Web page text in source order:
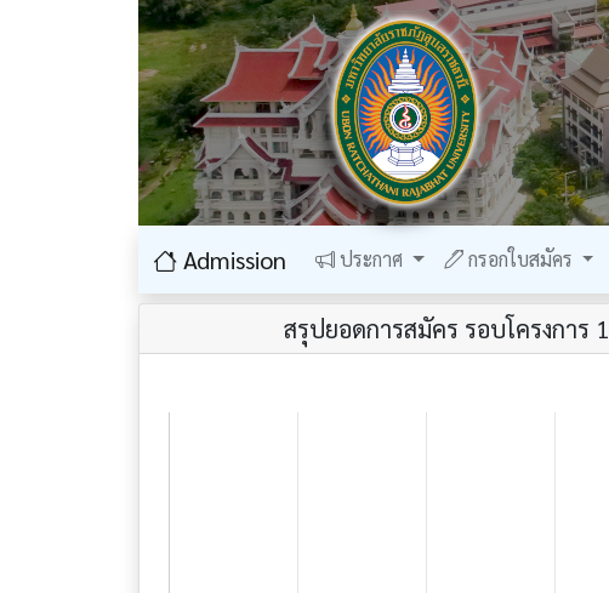
Admission ประกาศ กรอกใบสมัคร
สรุปยอดการสมัคร รอบโครงการ